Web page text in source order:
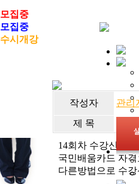
모집중
모집중
수시개강
작성자
관리
제 목
14회차 수강신청
국민배움카드 자
다른방법으로 수